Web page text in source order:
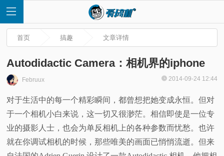
页
快
首页 搞趣 文章详情
Autodidactic Camera：相机界的iphone
Februux 2014-09-24 12:44
对于生活中的每一个精彩瞬间，都曾想把她变成永恒。但对
于一个相机小白来说，这一切又很渺茫。相信即使是一位专
业的摄影人士，也会为单反相机上的各种参数而忧愁。也许
就在你调试相机的时候，那些唯美的画面已悄悄流逝。但来